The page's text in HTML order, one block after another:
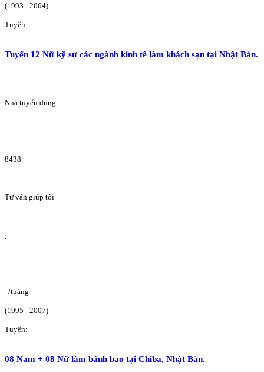
(1993 - 2004)
Tuyển:
Tuyển 12 Nữ kỹ sư các ngành kinh tế làm khách sạn tại Nhật Bản.
Nhà tuyển dụng:
8438
Tư vấn giúp tôi
/tháng
(1995 - 2007)
Tuyển:
08 Nam + 08 Nữ làm bánh bao tại Chiba, Nhật Bản.